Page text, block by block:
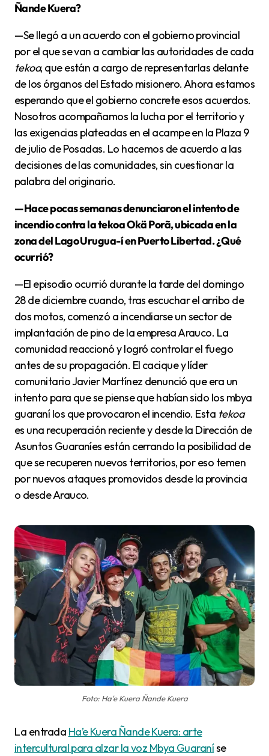
Ñande Kuera?
—Se llegó a un acuerdo con el gobierno provincial
por el que se van a cambiar las autoridades de cada
tekoa, que están a cargo de representarlas delante
de los órganos del Estado misionero. Ahora estamos
esperando que el gobierno concrete esos acuerdos.
Nosotros acompañamos la lucha por el territorio y
las exigencias plateadas en el acampe en la Plaza 9
de julio de Posadas. Lo hacemos de acuerdo a las
decisiones de las comunidades, sin cuestionar la
palabra del originario.
—Hace pocas semanas denunciaron el intento de
incendio contra la tekoa Okä Porã, ubicada en la
zona del Lago Urugua-í en Puerto Libertad. ¿Qué
ocurrió?
—El episodio ocurrió durante la tarde del domingo
28 de diciembre cuando, tras escuchar el arribo de
dos motos, comenzó a incendiarse un sector de
implantación de pino de la empresa Arauco. La
comunidad reaccionó y logró controlar el fuego
antes de su propagación. El cacique y líder
comunitario Javier Martínez denunció que era un
intento para que se piense que habían sido los mbya
guaraní los que provocaron el incendio. Esta tekoa
es una recuperación reciente y desde la Dirección de
Asuntos Guaraníes están cerrando la posibilidad de
que se recuperen nuevos territorios, por eso temen
por nuevos ataques promovidos desde la provincia
o desde Arauco.
Foto: Ha'e Kuera Ñande Kuera
La entrada Ha’e Kuera Ñande Kuera: arte
intercultural para alzar la voz Mbya Guaraníse